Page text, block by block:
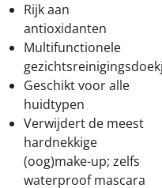
Rijk aan
antioxidanten
Multifunctionele
Geschikt voor alle
huidtypen
Verwijdert de meest
hardnekkige
(oog)make-up; zelfs
waterproof mascara